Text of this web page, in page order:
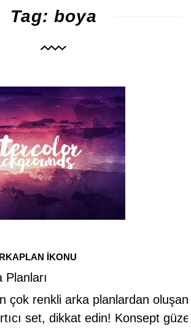
Tag: boya
İKONU
Planları
çok renkli arka planlardan oluşan
set, dikkat edin! Konsept